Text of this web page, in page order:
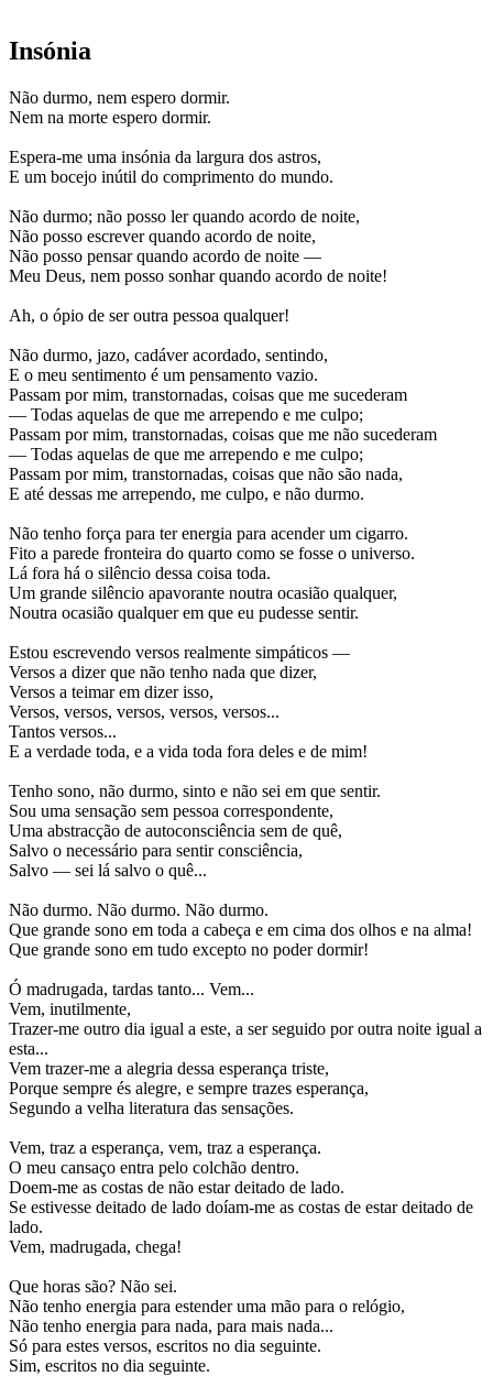
Insónia
Não durmo, nem espero dormir.
Nem na morte espero dormir.
Espera-me uma insónia da largura dos astros,
E um bocejo inútil do comprimento do mundo.
Não durmo; não posso ler quando acordo de noite,
Não posso escrever quando acordo de noite,
Não posso pensar quando acordo de noite —
Meu Deus, nem posso sonhar quando acordo de noite!
Ah, o ópio de ser outra pessoa qualquer!
Não durmo, jazo, cadáver acordado, sentindo,
E o meu sentimento é um pensamento vazio.
Passam por mim, transtornadas, coisas que me sucederam
— Todas aquelas de que me arrependo e me culpo;
Passam por mim, transtornadas, coisas que me não sucederam
— Todas aquelas de que me arrependo e me culpo;
Passam por mim, transtornadas, coisas que não são nada,
E até dessas me arrependo, me culpo, e não durmo.
Não tenho força para ter energia para acender um cigarro.
Fito a parede fronteira do quarto como se fosse o universo.
Lá fora há o silêncio dessa coisa toda.
Um grande silêncio apavorante noutra ocasião qualquer,
Noutra ocasião qualquer em que eu pudesse sentir.
Estou escrevendo versos realmente simpáticos —
Versos a dizer que não tenho nada que dizer,
Versos a teimar em dizer isso,
Versos, versos, versos, versos, versos...
Tantos versos...
E a verdade toda, e a vida toda fora deles e de mim!
Tenho sono, não durmo, sinto e não sei em que sentir.
Sou uma sensação sem pessoa correspondente,
Uma abstracção de autoconsciência sem de quê,
Salvo o necessário para sentir consciência,
Salvo — sei lá salvo o quê...
Não durmo. Não durmo. Não durmo.
Que grande sono em toda a cabeça e em cima dos olhos e na alma!
Que grande sono em tudo excepto no poder dormir!
Ó madrugada, tardas tanto... Vem...
Vem, inutilmente,
Trazer-me outro dia igual a este, a ser seguido por outra noite igual a
esta...
Vem trazer-me a alegria dessa esperança triste,
Porque sempre és alegre, e sempre trazes esperança,
Segundo a velha literatura das sensações.
Vem, traz a esperança, vem, traz a esperança.
O meu cansaço entra pelo colchão dentro.
Doem-me as costas de não estar deitado de lado.
Se estivesse deitado de lado doíam-me as costas de estar deitado de
lado.
Vem, madrugada, chega!
Que horas são? Não sei.
Não tenho energia para estender uma mão para o relógio,
Não tenho energia para nada, para mais nada...
Só para estes versos, escritos no dia seguinte.
Sim, escritos no dia seguinte.